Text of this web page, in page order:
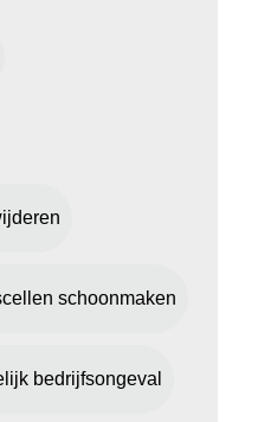
schoonmaken
bedrijfsongeval